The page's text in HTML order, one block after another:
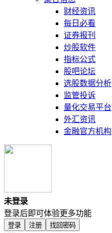
财经资讯
每日必看
证券报刊
炒股软件
指标公式
股吧论坛
选股数据分析
监管投诉
量化交易平台
外汇资讯
金融官方机构
未登录
登录后即可体验更多功能
登录 注册 找回密码